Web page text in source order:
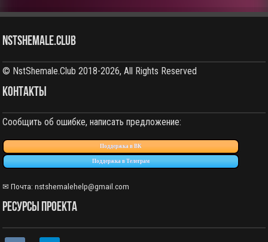
NstShemale.Club
© NstShemale.Club 2018-2026, All Rights Reserved
КОНТАКТЫ
Сообщить об ошибке, написать предложение:
Поддержка в ВК
Поддержка в Телеграм
✉ Почта: nstshemalehelp@gmail.com
РЕСУРСЫ ПРОЕКТА